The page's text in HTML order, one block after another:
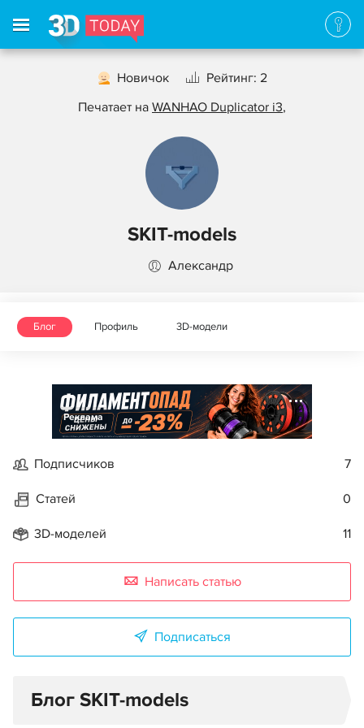
Новичок
Рейтинг: 2
Печатает на WANHAO Duplicator i3,
SKIT-models
Александр
Блог Профиль 3D-модели
Реклама
Подписчиков 7
Статей 0
3D-моделей 11
Написать статью
Подписаться
Блог SKIT-models